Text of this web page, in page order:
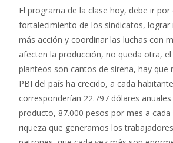
El programa de la clase hoy, debe ir por
fortalecimiento de los sindicatos, lograr
más acción y coordinar las luchas con
afecten la producción, no queda otra,
planteos son cantos de sirena, hay que
PBI del país ha crecido, a cada
corresponderían 22.797 dólares
producto, 87.000 pesos por mes a
riqueza que generamos los